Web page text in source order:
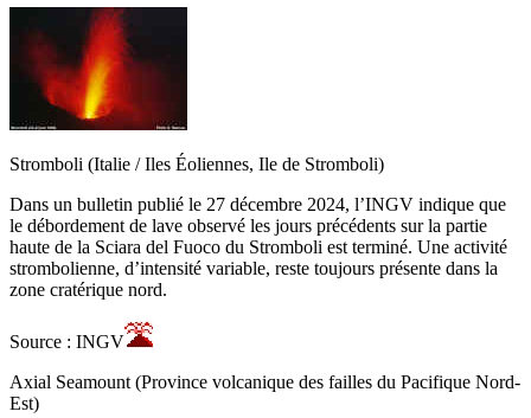
Stromboli (Italie / Iles Éoliennes, Ile de Stromboli)
Dans un bulletin publié le 27 décembre 2024, l’INGV indique que
le débordement de lave observé les jours précédents sur la partie
haute de la Sciara del Fuoco du Stromboli est terminé. Une activité
strombolienne, d’intensité variable, reste toujours présente dans la
zone cratérique nord.
Source : INGV
Axial Seamount (Province volcanique des failles du Pacifique Nord-
Est)